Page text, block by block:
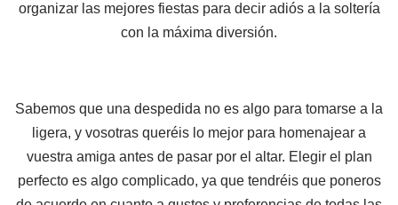
organizar las mejores fiestas para decir adiós a la soltería
con la máxima diversión.
Sabemos que una despedida no es algo para tomarse a la
ligera, y vosotras queréis lo mejor para homenajear a
vuestra amiga antes de pasar por el altar. Elegir el plan
perfecto es algo complicado, ya que tendréis que poneros